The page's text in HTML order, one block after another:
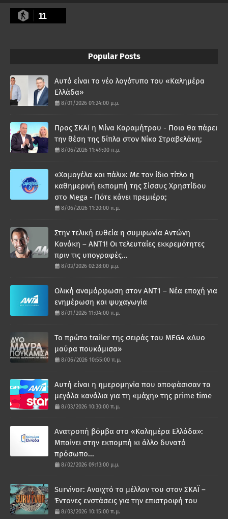
11
Popular Posts
Αυτό είναι το νέο λογότυπο του «Καλημέρα
Ελλάδα»
8/01/2026 01:24:00 μ.μ.
Προς ΣΚΑΪ η Μίνα Καραμήτρου - Ποια θα πάρει
την θέση της δίπλα στον Νίκο Στραβελάκη;
8/06/2026 11:49:00 π.μ.
«Χαμογέλα και πάλι»: Με τον ίδιο τίτλο η
καθημερινή εκπομπή της Σίσσυς Χρηστίδου
στο Mega - Πότε κάνει πρεμιέρα;
8/06/2026 11:20:00 π.μ.
Στην τελική ευθεία η συμφωνία Αντώνη
Κανάκη – ΑΝΤ1! Οι τελευταίες εκκρεμότητες
πριν τις υπογραφές...
8/03/2026 02:28:00 μ.μ.
Ολική αναμόρφωση στον ΑΝΤ1 – Νέα εποχή για
ενημέρωση και ψυχαγωγία
8/01/2026 11:04:00 π.μ.
Το πρώτο trailer της σειράς του MEGA «Δυο
μαύρα πουκάμισα»
8/06/2026 10:55:00 π.μ.
Αυτή είναι η ημερομηνία που αποφάσισαν τα
μεγάλα κανάλια για τη «μάχη» της prime time
8/03/2026 10:30:00 π.μ.
Ανατροπή βόμβα στο «Καλημέρα Ελλάδα»:
Μπαίνει στην εκπομπή κι άλλο δυνατό
πρόσωπο...
8/02/2026 09:13:00 μ.μ.
Survivor: Ανοιχτό το μέλλον του στον ΣΚΑΪ –
Έντονες ενστάσεις για την επιστροφή του
8/03/2026 10:15:00 π.μ.